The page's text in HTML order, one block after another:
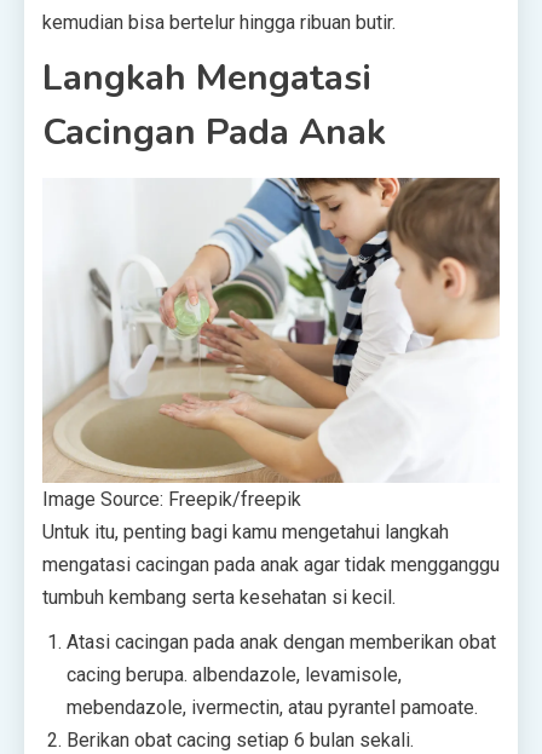
kemudian bisa bertelur hingga ribuan butir.
Langkah Mengatasi
Cacingan Pada Anak
Image Source: Freepik/freepik
Untuk itu, penting bagi kamu mengetahui langkah
mengatasi cacingan pada anak agar tidak mengganggu
tumbuh kembang serta kesehatan si kecil.
Atasi cacingan pada anak dengan memberikan obat
cacing berupa. albendazole, levamisole,
mebendazole, ivermectin, atau pyrantel pamoate.
Berikan obat cacing setiap 6 bulan sekali.